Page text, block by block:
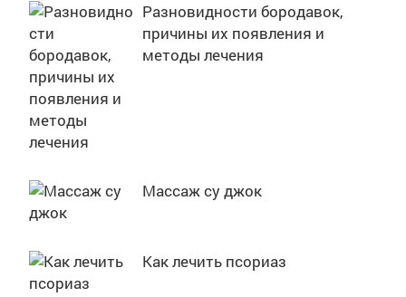
Разновидности бородавок,
причины их появления и
методы лечения
Массаж су джок
Как лечить псориаз